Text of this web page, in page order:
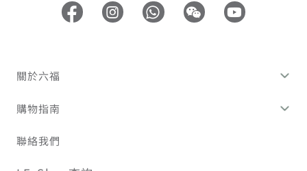
關於六福
購物指南
聯絡我們